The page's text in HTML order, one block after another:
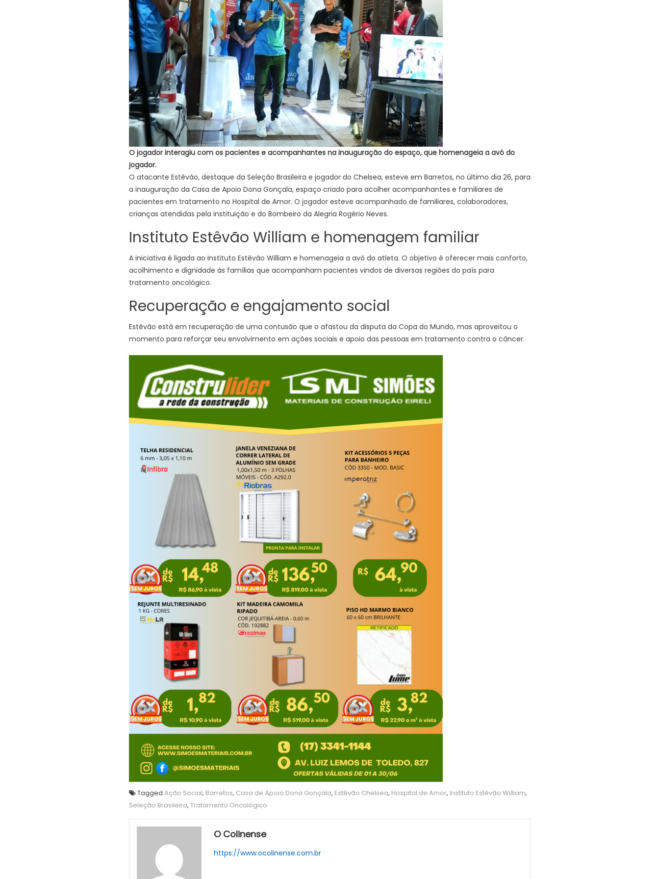
O jogador interagiu com os pacientes e acompanhantes na inauguração do espaço, que homenageia a avó do
jogador.
O atacante Estêvão, destaque da Seleção Brasileira e jogador do Chelsea, esteve em Barretos, no último dia 26, para
a inauguração da Casa de Apoio Dona Gonçala, espaço criado para acolher acompanhantes e familiares de
pacientes em tratamento no Hospital de Amor. O jogador esteve acompanhado de familiares, colaboradores,
crianças atendidas pela instituição e do Bombeiro da Alegria Rogério Neves.
Instituto Estêvão William e homenagem familiar
A iniciativa é ligada ao Instituto Estêvão William e homenageia a avó do atleta. O objetivo é oferecer mais conforto,
acolhimento e dignidade às famílias que acompanham pacientes vindos de diversas regiões do país para
tratamento oncológico.
Recuperação e engajamento social
Estêvão está em recuperação de uma contusão que o afastou da disputa da Copa do Mundo, mas aproveitou o
momento para reforçar seu envolvimento em ações sociais e apoio das pessoas em tratamento contra o câncer.
Tagged Ação Social, Barretos, Casa de Apoio Dona Gonçala, Estêvão Chelsea, Hospital de Amor, Instituto Estêvão William,
Seleção Brasileira, Tratamento Oncológico
O Colinense
https://www.ocolinense.com.br